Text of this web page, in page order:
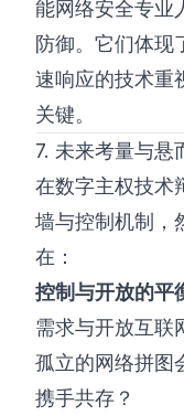
能网络安全专业
防御。它们体现
速响应的技术
关键。
7. 未来考量与悬
在数字主权技术
墙与控制机制，
在：
控制与开放的平
需求与开放互联
孤立的网络拼图
携手共存？